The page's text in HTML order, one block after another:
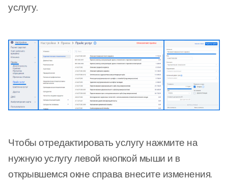
услугу.
Чтобы отредактировать услугу нажмите на
нужную услугу левой кнопкой мыши и в
открывшемся окне справа внесите изменения.